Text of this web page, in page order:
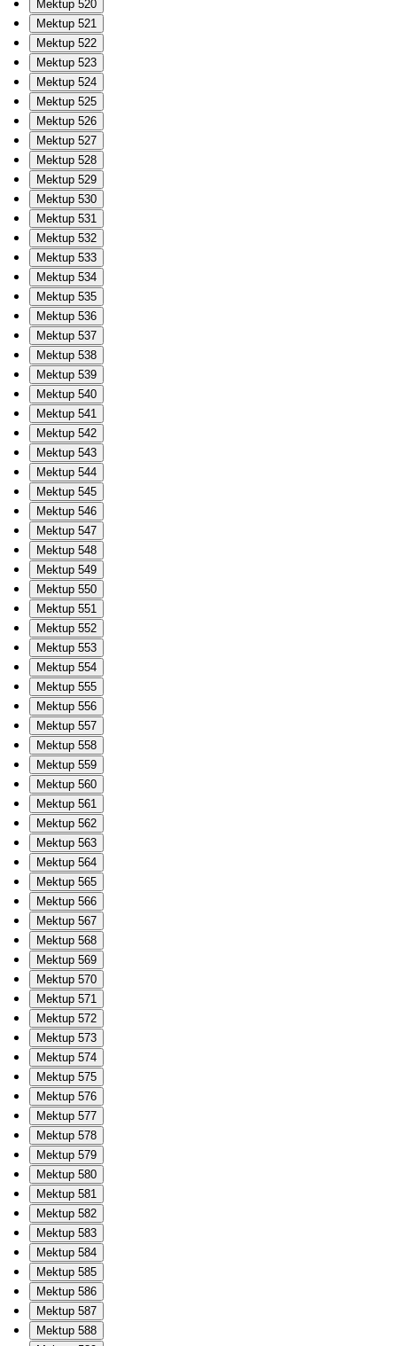
Mektup 520
Mektup 521
Mektup 522
Mektup 523
Mektup 524
Mektup 525
Mektup 526
Mektup 527
Mektup 528
Mektup 529
Mektup 530
Mektup 531
Mektup 532
Mektup 533
Mektup 534
Mektup 535
Mektup 536
Mektup 537
Mektup 538
Mektup 539
Mektup 540
Mektup 541
Mektup 542
Mektup 543
Mektup 544
Mektup 545
Mektup 546
Mektup 547
Mektup 548
Mektup 549
Mektup 550
Mektup 551
Mektup 552
Mektup 553
Mektup 554
Mektup 555
Mektup 556
Mektup 557
Mektup 558
Mektup 559
Mektup 560
Mektup 561
Mektup 562
Mektup 563
Mektup 564
Mektup 565
Mektup 566
Mektup 567
Mektup 568
Mektup 569
Mektup 570
Mektup 571
Mektup 572
Mektup 573
Mektup 574
Mektup 575
Mektup 576
Mektup 577
Mektup 578
Mektup 579
Mektup 580
Mektup 581
Mektup 582
Mektup 583
Mektup 584
Mektup 585
Mektup 586
Mektup 587
Mektup 588